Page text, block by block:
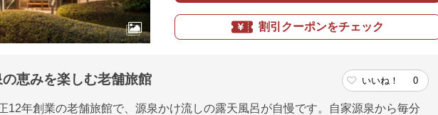
割引クーポンをチェック
恵みを楽しむ老舗旅館 いいね！ 0
12年創業の老舗旅館で、源泉かけ流しの露天風呂が自慢です。自家源泉から毎分